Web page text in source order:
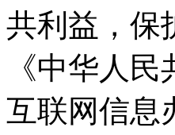
共利益，保
《中华人
互联网信息